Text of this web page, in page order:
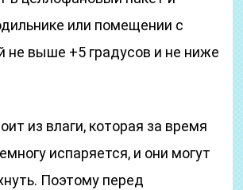
или помещении с
не выше +5 градусов и не ниже
из влаги, которая за время
испаряется, и они могут
Поэтому перед